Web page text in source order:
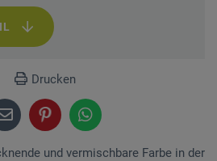
Drucken
und vermischbare Farbe in der